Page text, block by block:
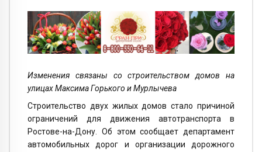
Изменения связаны со строительством домов на
улицах Максима Горького и Мурлычева
Строительство двух жилых домов стало причиной
ограничений для движения автотранспорта в
Ростове-на-Дону. Об этом сообщает департамент
автомобильных дорог и организации дорожного